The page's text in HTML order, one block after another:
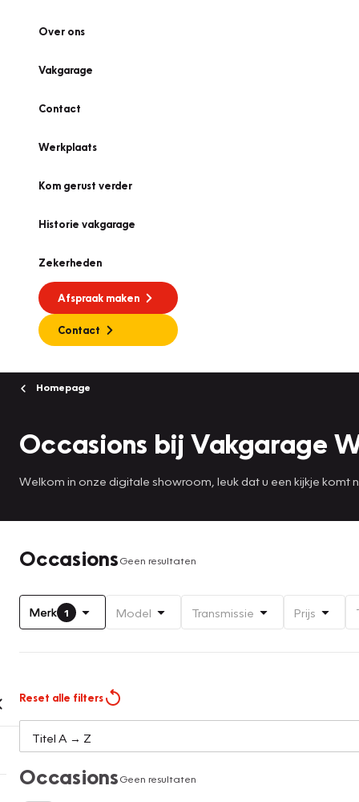
Over ons
Vakgarage
Contact
Werkplaats
Kom gerust verder
Historie vakgarage
Zekerheden
Afspraak maken
Contact
Homepage
Occasions bij Vakgarage
Welkom in onze digitale showroom, leuk dat u een kijkje komt
OccasionsGeen resultaten
Merk 1 Model Transmissie Prijs
Reset alle filters
OccasionsGeen resultaten